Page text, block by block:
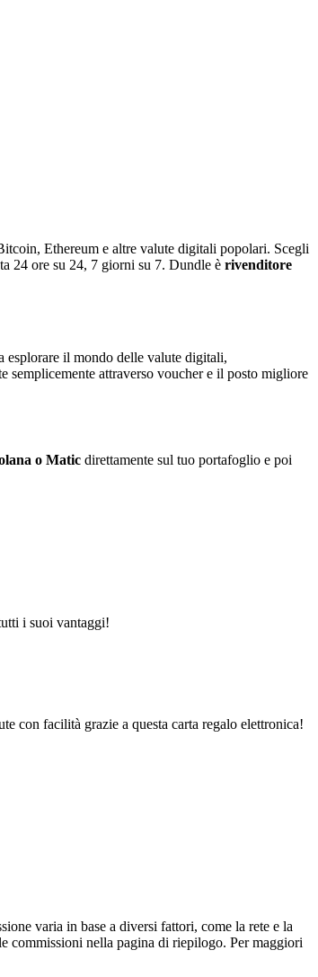
Ethereum e altre valute digitali popolari. Scegli
24 ore su 24, 7 giorni su 7. Dundle è rivenditore
esplorare il mondo delle valute digitali,
semplicemente attraverso voucher e il posto migliore
o Matic direttamente sul tuo portafoglio e poi
i suoi vantaggi!
con facilità grazie a questa carta regalo elettronica!
varia in base a diversi fattori, come la rete e la
commissioni nella pagina di riepilogo. Per maggiori